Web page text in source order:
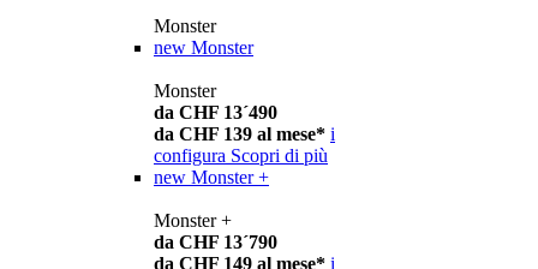
Monster
new Monster
Monster
da CHF 13´490
da CHF 139 al mese* i
configura Scopri di più
new Monster +
Monster +
da CHF 13´790
da CHF 149 al mese* i